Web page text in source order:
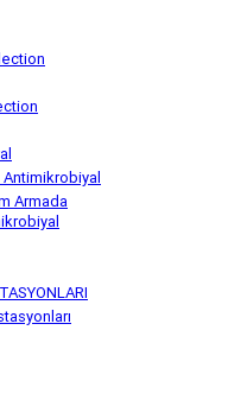
Antimikrobiyal
Armada